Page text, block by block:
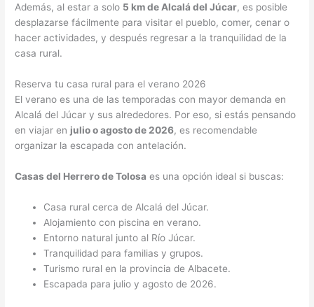
Además, al estar a solo 5 km de Alcalá del Júcar, es posible
desplazarse fácilmente para visitar el pueblo, comer, cenar o
hacer actividades, y después regresar a la tranquilidad de la
casa rural.
Reserva tu casa rural para el verano 2026
El verano es una de las temporadas con mayor demanda en
Alcalá del Júcar y sus alrededores. Por eso, si estás pensando
en viajar en julio o agosto de 2026, es recomendable
organizar la escapada con antelación.
Casas del Herrero de Tolosa es una opción ideal si buscas:
Casa rural cerca de Alcalá del Júcar.
Alojamiento con piscina en verano.
Entorno natural junto al Río Júcar.
Tranquilidad para familias y grupos.
Turismo rural en la provincia de Albacete.
Escapada para julio y agosto de 2026.